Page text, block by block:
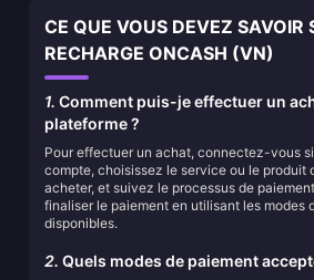
CE QUE VOUS DEVEZ SAVOIR
RECHARGE ONCASH (VN)
1. Comment puis-je effectuer un
plateforme ?
Pour effectuer un achat, connectez-vous
compte, choisissez le service ou le produit
acheter, et suivez le processus de
finaliser le paiement en utilisant les modes
disponibles.
2. Quels modes de paiement